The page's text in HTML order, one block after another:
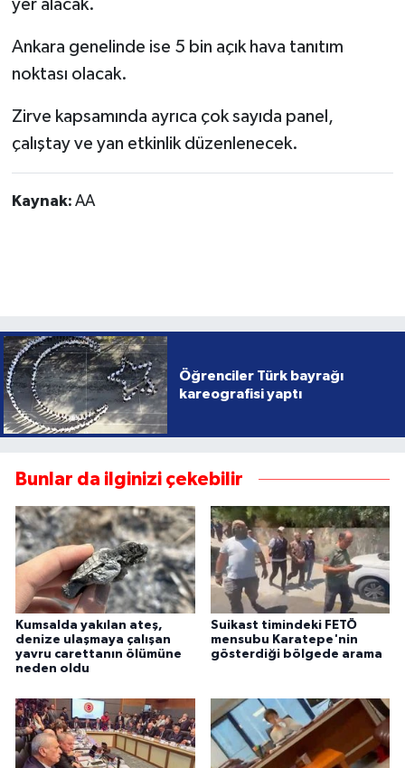
yer alacak.
Ankara genelinde ise 5 bin açık hava tanıtım
noktası olacak.
Zirve kapsamında ayrıca çok sayıda panel,
çalıştay ve yan etkinlik düzenlenecek.
Kaynak: AA
Öğrenciler Türk bayrağı
kareografisi yaptı
Bunlar da ilginizi çekebilir
Kumsalda yakılan ateş,
denize ulaşmaya çalışan
yavru carettanın ölümüne
neden oldu
Suikast timindeki FETÖ
mensubu Karatepe'nin
gösterdiği bölgede arama